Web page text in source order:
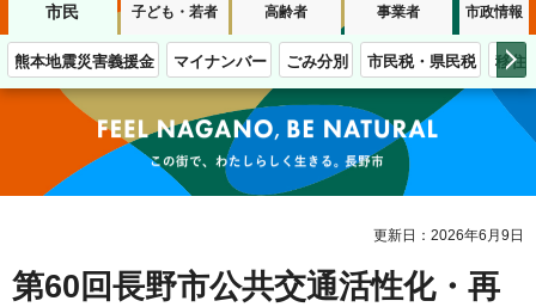
市民 子ども・若者 高齢者 事業者 市政情報
熊本地震災害義援金 マイナンバー ごみ分別 市民税・県民税 移住
この街で、わたしらしく生きる。長野市
更新日：2026年6月9日
第60回長野市公共交通活性化・再